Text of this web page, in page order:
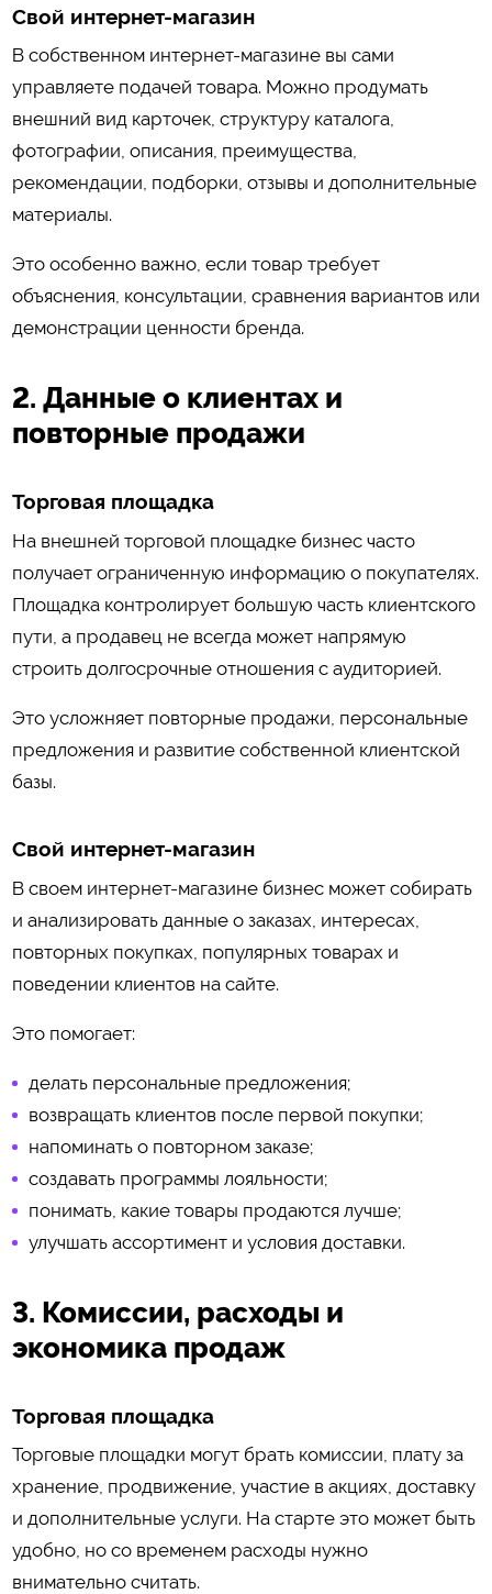
Свой интернет-магазин
В собственном интернет-магазине вы сами
управляете подачей товара. Можно продумать
внешний вид карточек, структуру каталога,
фотографии, описания, преимущества,
рекомендации, подборки, отзывы и дополнительные
материалы.
Это особенно важно, если товар требует
объяснения, консультации, сравнения вариантов или
демонстрации ценности бренда.
2. Данные о клиентах и
повторные продажи
Торговая площадка
На внешней торговой площадке бизнес часто
получает ограниченную информацию о покупателях.
Площадка контролирует большую часть клиентского
пути, а продавец не всегда может напрямую
строить долгосрочные отношения с аудиторией.
Это усложняет повторные продажи, персональные
предложения и развитие собственной клиентской
базы.
Свой интернет-магазин
В своем интернет-магазине бизнес может собирать
и анализировать данные о заказах, интересах,
повторных покупках, популярных товарах и
поведении клиентов на сайте.
Это помогает:
делать персональные предложения;
возвращать клиентов после первой покупки;
напоминать о повторном заказе;
создавать программы лояльности;
понимать, какие товары продаются лучше;
улучшать ассортимент и условия доставки.
3. Комиссии, расходы и
экономика продаж
Торговая площадка
Торговые площадки могут брать комиссии, плату за
хранение, продвижение, участие в акциях, доставку
и дополнительные услуги. На старте это может быть
удобно, но со временем расходы нужно
внимательно считать.